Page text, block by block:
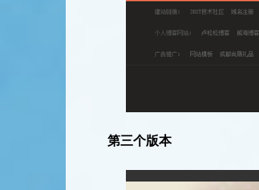
第三个版本